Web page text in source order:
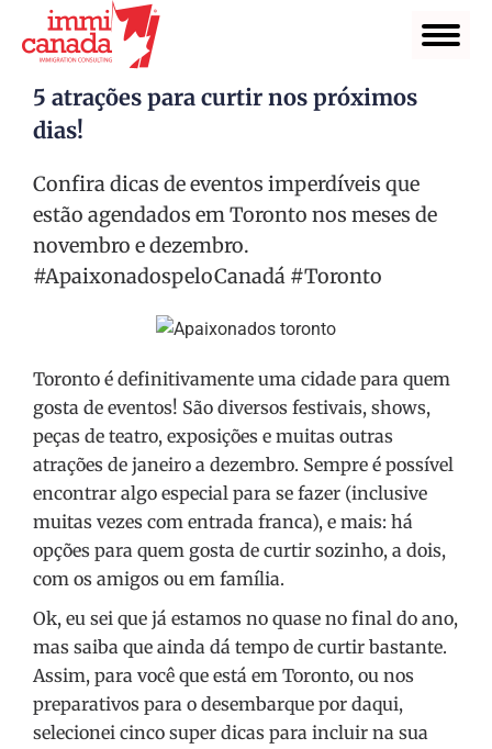
5 atrações para curtir nos próximos
dias!
Confira dicas de eventos imperdíveis que
estão agendados em Toronto nos meses de
novembro e dezembro.
#ApaixonadospeloCanadá #Toronto
Toronto é definitivamente uma cidade para quem
gosta de eventos! São diversos festivais, shows,
peças de teatro, exposições e muitas outras
atrações de janeiro a dezembro. Sempre é possível
encontrar algo especial para se fazer (inclusive
muitas vezes com entrada franca), e mais: há
opções para quem gosta de curtir sozinho, a dois,
com os amigos ou em família.
Ok, eu sei que já estamos no quase no final do ano,
mas saiba que ainda dá tempo de curtir bastante.
Assim, para você que está em Toronto, ou nos
preparativos para o desembarque por daqui,
selecionei cinco super dicas para incluir na sua